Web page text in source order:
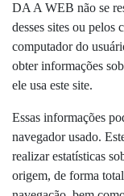
DA A WEB não se
desses sites ou pelos
computador do
obter informações
ele usa este site.
Essas informações
navegador usado.
realizar estatísticas
origem, de forma